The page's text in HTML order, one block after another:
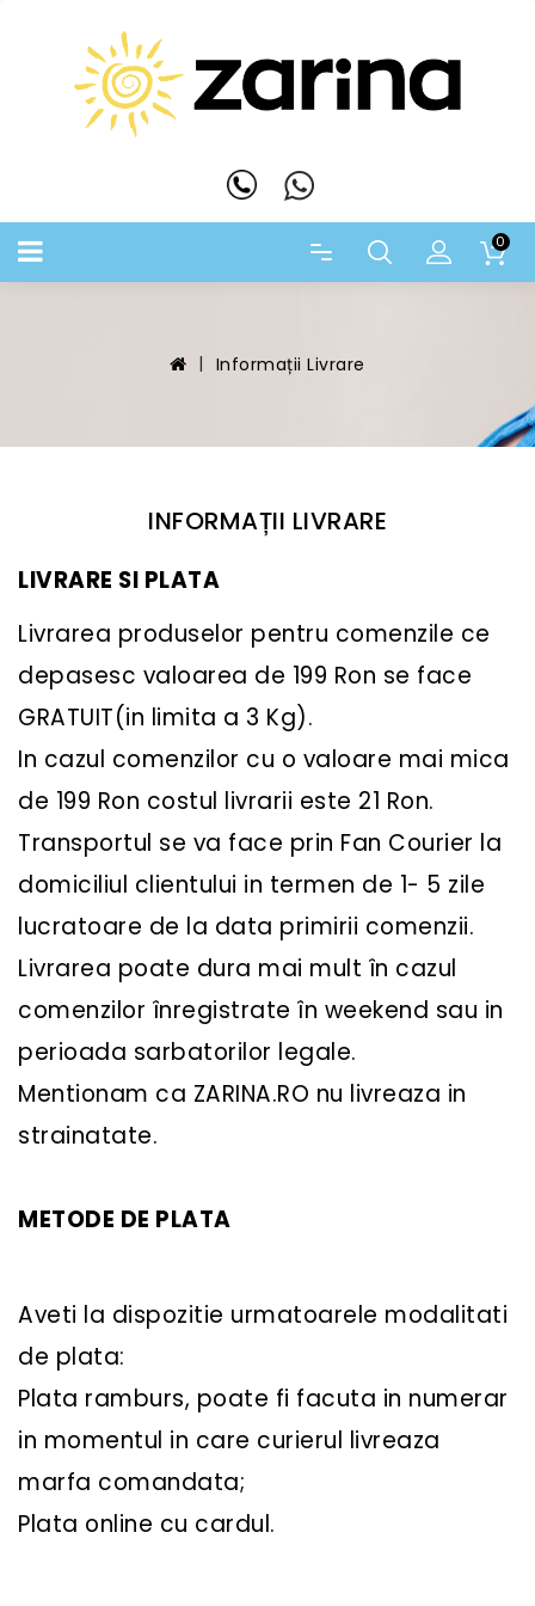
0
Informații Livrare
INFORMAȚII LIVRARE
LIVRARE SI PLATA
Livrarea produselor pentru comenzile ce
depasesc valoarea de 199 Ron se face
GRATUIT(in limita a 3 Kg).
In cazul comenzilor cu o valoare mai mica
de 199 Ron costul livrarii este 21 Ron.
Transportul se va face prin Fan Courier la
domiciliul clientului in termen de 1- 5 zile
lucratoare de la data primirii comenzii.
Livrarea poate dura mai mult în cazul
comenzilor înregistrate în weekend sau in
perioada sarbatorilor legale.
Mentionam ca ZARINA.RO nu livreaza in
strainatate.
METODE DE PLATA
Aveti la dispozitie urmatoarele modalitati
de plata:
Plata ramburs, poate fi facuta in numerar
in momentul in care curierul livreaza
marfa comandata;
Plata online cu cardul.